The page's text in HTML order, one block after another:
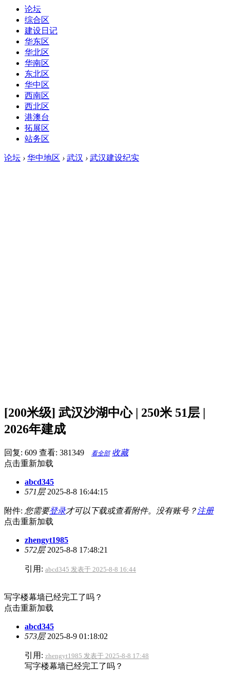
论坛
综合区
建设日记
华东区
华北区
华南区
东北区
华中区
西南区
西北区
港澳台
拓展区
站务区
论坛 › 华中地区 › 武汉 › 武汉建设纪实
[200米级] 武汉沙湖中心 | 250米 51层 |
2026年建成
回复: 609 查看: 381349 看全部 收藏
点击重新加载
abcd345
571层2025-8-8 16:44:15
附件: 您需要登录才可以下载或查看附件。没有账号？ 注册
点击重新加载
zhengyt1985
572层2025-8-8 17:48:21
引用: abcd345 发表于 2025-8-8 16:44
写字楼幕墙已经完工了吗？
点击重新加载
abcd345
573层2025-8-9 01:18:02
引用: zhengyt1985 发表于 2025-8-8 17:48
写字楼幕墙已经完工了吗？